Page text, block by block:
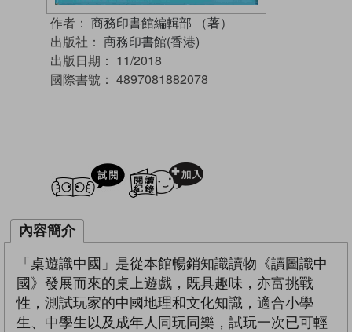
作者： 商務印書館編輯部 （著）
出版社： 商務印書館(香港)
出版日期： 11/2018
國際書號： 4897081882078
試閲
內容簡介
「桌遊識中國」是從本館暢銷知識讀物《讀圖識中
國》發展而來的桌上遊戲，既具趣味，亦富挑戰
性，測試玩家的中國地理和文化知識，適合小學
生、中學生以及成年人同玩同樂，試玩一次已可輕